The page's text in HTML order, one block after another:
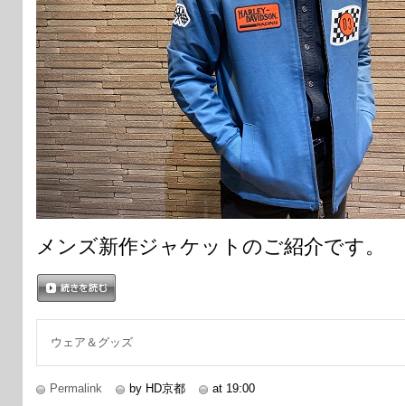
メンズ新作ジャケットのご紹介です。
ウェア＆グッズ
Permalink by HD京都 at 19:00